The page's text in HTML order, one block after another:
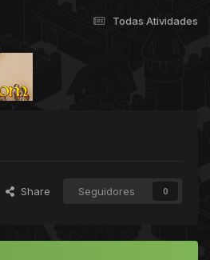
Todas Atividades
Share Seguidores 0